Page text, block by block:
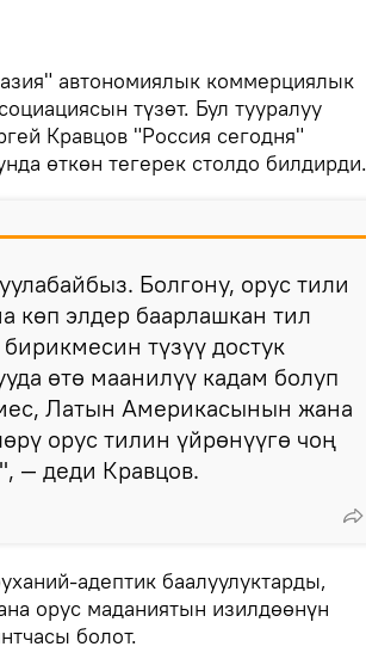
автономиялык коммерциялык
түзөт. Бул тууралуу
Кравцов "Россия сегодня"
өткөн тегерек столдо билдирди.
Болгону, орус тили
көп элдер баарлашкан тил
түзүү достук
өтө маанилүү кадам болуп
Латын Америкасынын жана
орус тилин үйрөнүүгө чоң
— деди Кравцов.
адептик баалуулуктарды,
орус маданиятын изилдөөнүн
болот.